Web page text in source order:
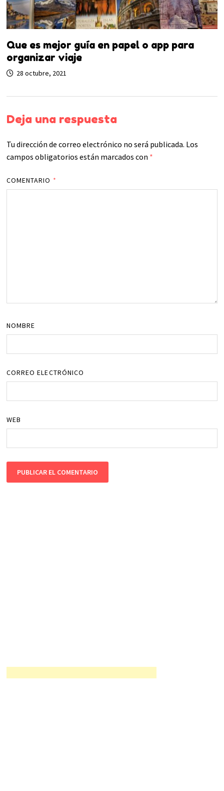
Que es mejor guía en papel o app para
organizar viaje
28 octubre, 2021
Deja una respuesta
Tu dirección de correo electrónico no será publicada. Los
campos obligatorios están marcados con *
COMENTARIO *
NOMBRE
CORREO ELECTRÓNICO
WEB